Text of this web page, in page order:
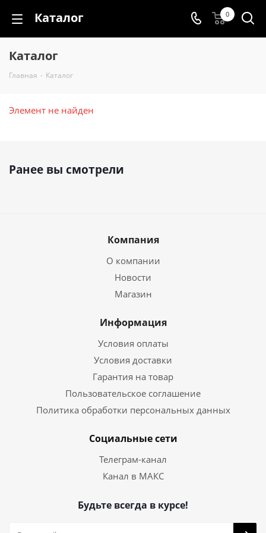
Каталог 0
Каталог
Главная - Каталог
Элемент не найден
Ранее вы смотрели
Компания
О компании
Новости
Магазин
Информация
Условия оплаты
Условия доставки
Гарантия на товар
Пользовательское соглашение
Политика обработки персональных данных
Социальные сети
Телеграм-канал
Канал в МАКС
Будьте всегда в курсе!